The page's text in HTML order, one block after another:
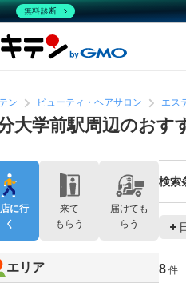
ン ビューティ・ヘアサロン エス
大学前駅周辺のおす
検索
8 件
に行
く
来て
もらう
届けても
らう
エリア
無料診断